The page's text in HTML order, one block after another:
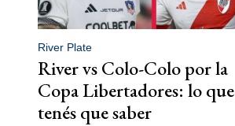
River Plate
River vs Colo-Colo por la
Copa Libertadores: lo que
tenés que saber